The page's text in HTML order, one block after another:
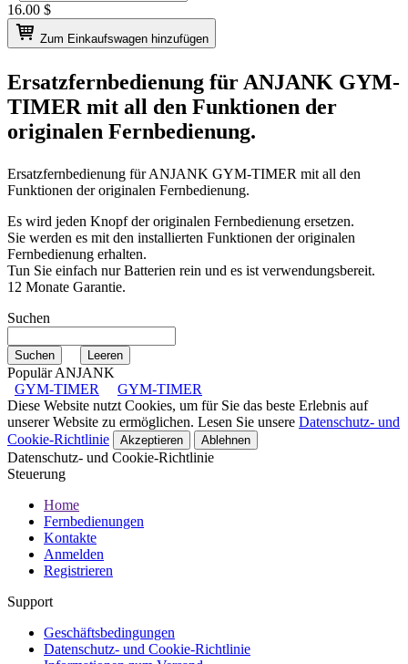
16.00 $
Zum Einkaufswagen hinzufügen
Ersatzfernbedienung für ANJANK GYM-
TIMER mit all den Funktionen der
originalen Fernbedienung.
Ersatzfernbedienung fürANJANK GYM-TIMER mit all den
Funktionen der originalen Fernbedienung.
Es wird jeden Knopf der originalen Fernbedienung ersetzen.
Sie werden es mit den installierten Funktionen der originalen
Fernbedienung erhalten.
Tun Sie einfach nur Batterien rein und es ist verwendungsbereit.
12 Monate Garantie.
Suchen
Populär ANJANK
GYM-TIMER
GYM-TIMER
Diese Website nutzt Cookies, um für Sie das beste Erlebnis auf
unserer Website zu ermöglichen. Lesen Sie unsere Datenschutz- und
Cookie-Richtlinie
Akzeptieren Ablehnen
Datenschutz- und Cookie-Richtlinie
Steuerung
Home
Fernbedienungen
Kontakte
Anmelden
Registrieren
Support
Geschäftsbedingungen
Datenschutz- und Cookie-Richtlinie